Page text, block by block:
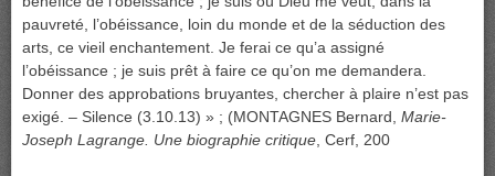
pauvreté, l’obéissance, loin du monde et de la séduction des
arts, ce vieil enchantement. Je ferai ce qu’a assigné
l’obéissance ; je suis prêt à faire ce qu’on me demandera.
Donner des approbations bruyantes, chercher à plaire n’est pas
exigé. – Silence (3.10.13) » ; (MONTAGNES Bernard, Marie-
Joseph Lagrange. Une biographie critique , Cerf, 200